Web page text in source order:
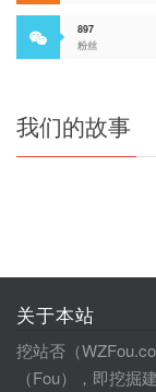
897
粉丝
我们的故事
关于本站
挖站否（
（Fou），即挖掘